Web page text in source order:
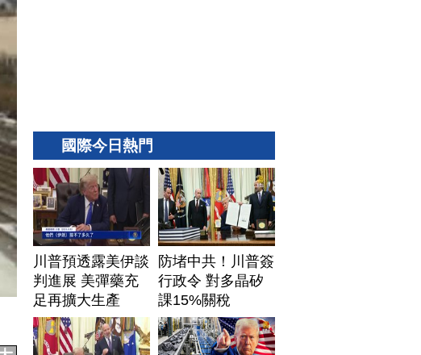
國際今日熱門
川普預透露美伊談
判進展 美彈藥充
足再擴大生產
防堵中共！川普簽
行政令 對多晶矽
課15%關稅